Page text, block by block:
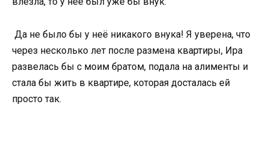
Да не было бы у неё никакого внука! Я уверена, что
через несколько лет после размена квартиры, Ира
развелась бы с моим братом, подала на алименты и
стала бы жить в квартире, которая досталась ей
просто так.